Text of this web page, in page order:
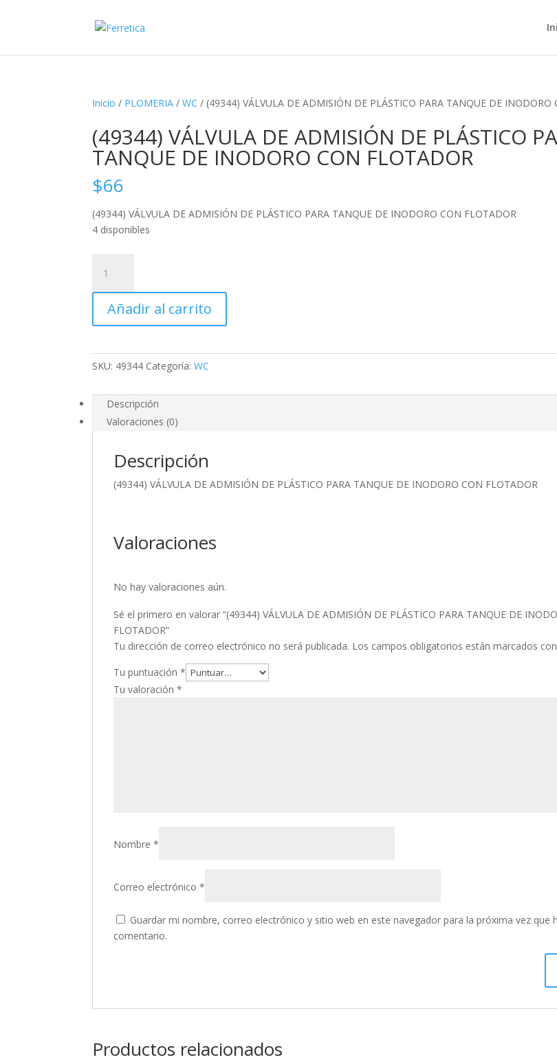
Inicio / PLOMERIA /WC / (49344) VÁLVULA DE ADMISIÓN DE PLÁSTICO PARA TANQUE DE INODORO
(49344) VÁLVULA DE ADMISIÓN DE PLÁSTICO
TANQUE DE INODORO CON FLOTADOR
$66
(49344) VÁLVULA DE ADMISIÓN DE PLÁSTICO PARA TANQUE DE INODORO CON FLOTADOR
4 disponibles
VÁLVULA
DE
ADMISIÓN
DE
PARA
TANQUE
INODORO
CON
FLOTADOR
Añadir al carrito
SKU: 49344 Categoría:WC
Descripción
Valoraciones (0)
Descripción
(49344) VÁLVULA DE ADMISIÓN DE PLÁSTICO PARA TANQUE DE INODORO CON FLOTADOR
Valoraciones
No hay valoraciones aún.
Sé el primero en valorar “(49344) VÁLVULA DE ADMISIÓN DE PLÁSTICO PARA TANQUE DE
FLOTADOR”
Tu dirección de correo electrónico no será publicada. Los campos obligatorios están marcados
Tu puntuación*
Tu valoración*
Nombre*
Correo electrónico*
Guardar mi nombre, correo electrónico y sitio web en este navegador para la próxima vez que
comentario.
Productos relacionados